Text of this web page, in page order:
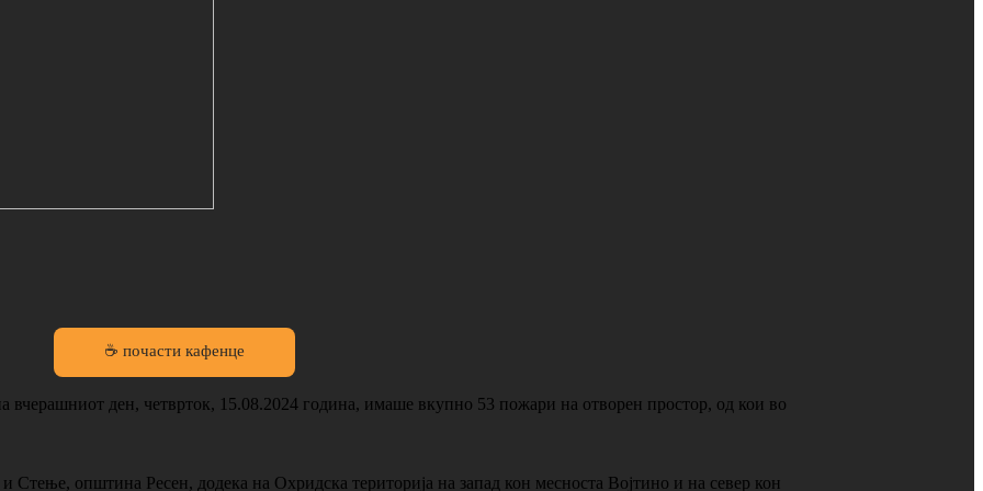
☕ почасти кафенце
ден, четврток, 15.08.2024 година, имаше вкупно 53 пожари на отворен простор, од кои во
општина Ресен, додека на Охридска територија на запад кон месноста Војтино и на север кон